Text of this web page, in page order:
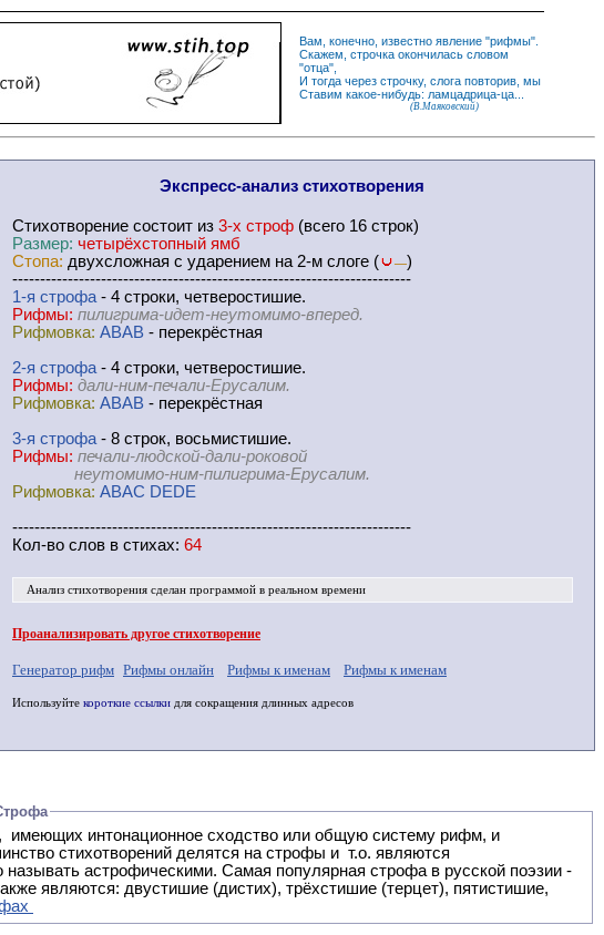
Вам, конечно, известно явление "рифмы".
Скажем, строчка окончилась словом
"отца",
И тогда через строчку, слога повторив, мы
Ставим какое-нибудь: ламцадрица-ца...
(В.Маяковский)
Экспресс-анализ стихотворения
Cтихотворение состоит из 3-х строф (всего 16 строк)
Размер: четырёхстопный ямб
Стопа: двухсложная с ударением на 2-м слоге ( —)
------------------------------------------------------------------------
1-я cтрофа - 4 строки, четверостишие.
Рифмы: пилигрима-идет-неутомимо-вперед.
Рифмовка: ABAB - перекрёстная
2-я cтрофа - 4 строки, четверостишие.
Рифмы: дали-ним-печали-Ерусалим.
Рифмовка: ABAB - перекрёстная
3-я cтрофа - 8 строк, восьмистишие.
Рифмы: печали-людской-дали-роковой
неутомимо-ним-пилигрима-Ерусалим.
Рифмовка: ABAC DEDE
------------------------------------------------------------------------
Кол-во слов в стихах: 64
Анализ стихотворениясделан программой в реальном времени
Проанализировать другое стихотворение
Генератор рифм Рифмы онлайн Рифмы к именам Рифмы к именам
Используйте короткие ссылки для сокращения длинных адресов
являются: двустишие (дистих), трёхстишие (терцет), пятистишие,